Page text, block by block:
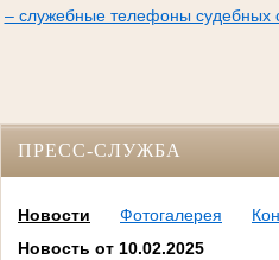
– служебные телефоны судебных
ПРЕСС-СЛУЖБА
Новости Фотогалерея
Новость от 10.02.2025